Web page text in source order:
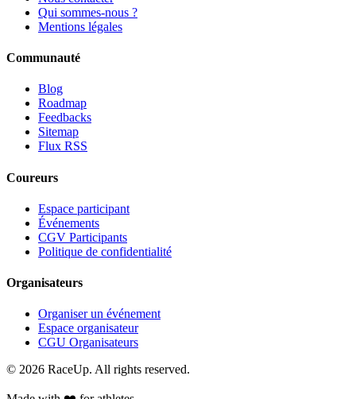
Qui sommes-nous ?
Mentions légales
Communauté
Blog
Roadmap
Feedbacks
Sitemap
Flux RSS
Coureurs
Espace participant
Événements
CGV Participants
Politique de confidentialité
Organisateurs
Organiser un événement
Espace organisateur
CGU Organisateurs
© 2026 RaceUp. All rights reserved.